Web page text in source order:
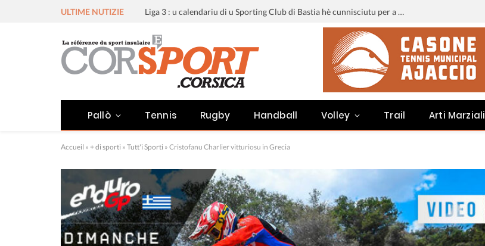
ULTIME NUTIZIE Liga 3 : u calendariu di u Sporting Club di Bastia hè cunnisciutu per a staghjoni 2026-2027
Pallò Tennis Rugby Handball Volley Trail Arti Marziali
Accueil » + di sporti » Tutt'i Sporti » Cristofanu Charlier vitturiosu in Grecia